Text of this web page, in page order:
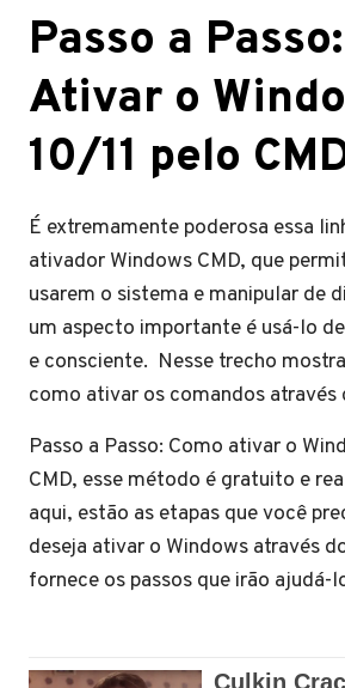
Passo a
Ativar o
10/11 pelo
É extremamente poderosa essa
ativador Windows CMD, que
usarem o sistema e manipular de
um aspecto importante é usá-lo
e consciente. Nesse trecho
como ativar os comandos através
Passo a Passo: Como ativar o
CMD, esse método é gratuito e
aqui, estão as etapas que você
deseja ativar o Windows através
fornece os passos que irão ajudá-